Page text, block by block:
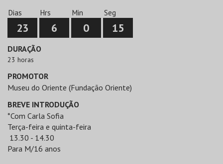
Dias
23
Hrs
6
Min
0
Seg
15
DURAÇÃO
23 horas
PROMOTOR
Museu do Oriente (Fundação Oriente)
BREVE INTRODUÇÃO
*Com Carla Sofia
Terça-feira e quinta-feira
13.30 - 14.30
Para M/16 anos